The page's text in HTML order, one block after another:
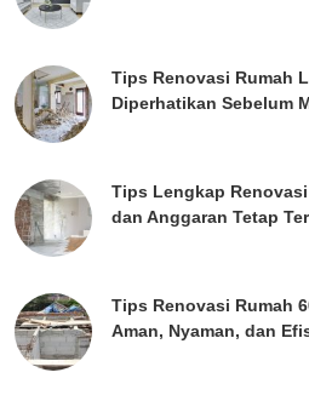
Tips Renovasi Rumah
Diperhatikan Sebelum
Tips Lengkap
dan Anggaran Tetap
Tips Renovasi Rumah
Aman, Nyaman, dan